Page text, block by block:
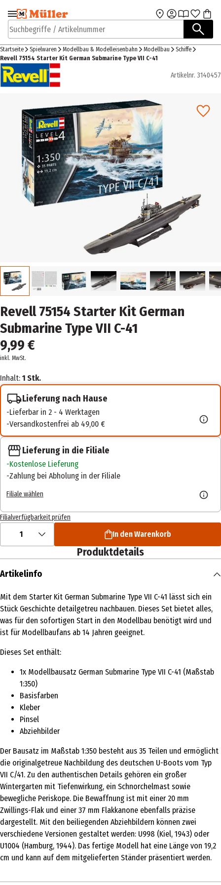
Zur Navigation
springen
Zum Hauptinhalt
Suchbegriffe / Artikelnummer
Startseite Spielwaren Modellbau & Modelleisenbahn Modellbau
Schiffe
Revell 75154 Starter Kit German Submarine Type VII C-41
Artikelnr. 3140457
Revell 75154 Starter Kit German
Submarine Type VII C-41
9,99 €
inkl. MwSt.
Inhalt: 1 Stk.
Lieferung nach Hause
Lieferbar in 2 - 4 Werktagen
Versandkostenfrei ab 49,00 €
Lieferung in die Filiale
Kostenlose Lieferung
Zahlung bei Abholung in der Filiale
Filiale wählen
Filialverfügbarkeit prüfen
1 In den Warenkorb
Produktdetails
Artikelinfo
Mit dem Starter Kit German Submarine Type VII C-41 lässt sich ein
Stück Geschichte detailgetreu nachbauen. Dieses Set bietet alles,
was für den sofortigen Start in den Modellbau benötigt wird und
ist für Modellbaufans ab 14 Jahren geeignet.
Dieses Set enthält:
1x Modellbausatz German Submarine Type VII C-41 (Maßstab
1:350)
Basisfarben
Kleber
Pinsel
Abziehbilder
Der Bausatz im Maßstab 1:350 besteht aus 35 Teilen und ermöglicht
die originalgetreue Nachbildung des deutschen U-Boots vom Typ
VII C/41. Zu den authentischen Details gehören ein großer
Wintergarten mit Tiefenwirkung, ein Schnorchelmast sowie
bewegliche Periskope. Die Bewaffnung ist mit einer 20 mm
Zwillings-Flak und einer 37 mm Flakkanone ebenfalls präzise
dargestellt. Mit den beiliegenden Abziehbildern können zwei
verschiedene Versionen gestaltet werden: U998 (Kiel, 1943) oder
U1004 (Hamburg, 1944). Das fertige Modell hat eine Länge von 19,2
cm und kann auf dem mitgelieferten Ständer präsentiert werden.